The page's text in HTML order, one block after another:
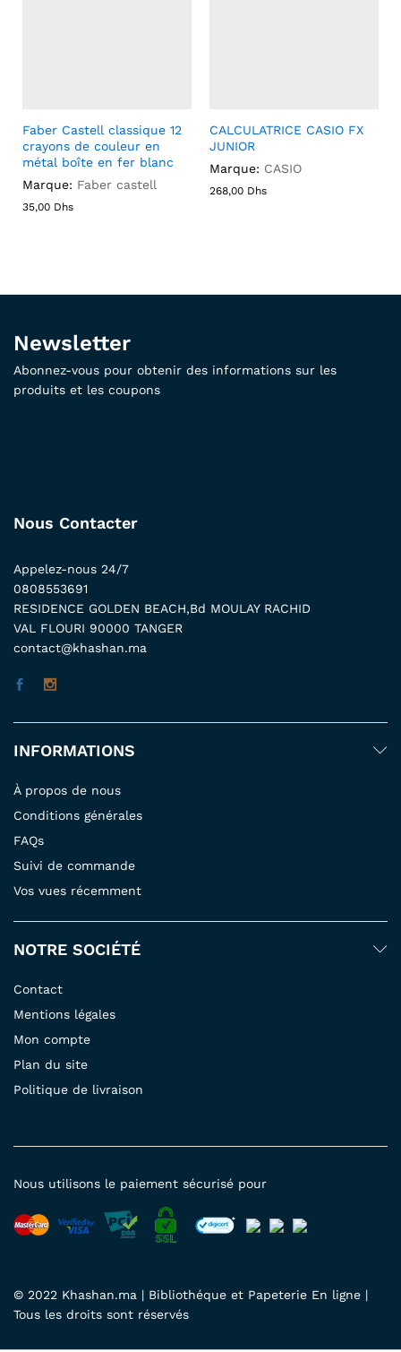
Faber Castell classique 12
crayons de couleur en
métal boîte en fer blanc
Marque: Faber castell
35,00 Dhs
CALCULATRICE CASIO FX
JUNIOR
Marque: CASIO
268,00 Dhs
Newsletter
Abonnez-vous pour obtenir des informations sur les
produits et les coupons
Nous Contacter
Appelez-nous 24/7
0808553691
RESIDENCE GOLDEN BEACH,Bd MOULAY RACHID
VAL FLOURI 90000 TANGER
contact@khashan.ma
INFORMATIONS
À propos de nous
Conditions générales
FAQs
Suivi de commande
Vos vues récemment
NOTRE SOCIÉTÉ
Contact
Mentions légales
Mon compte
Plan du site
Politique de livraison
© 2022 Khashan.ma | Bibliothéque et Papeterie En ligne |
Tous les droits sont réservés
Nous utilisons le paiement sécurisé pour